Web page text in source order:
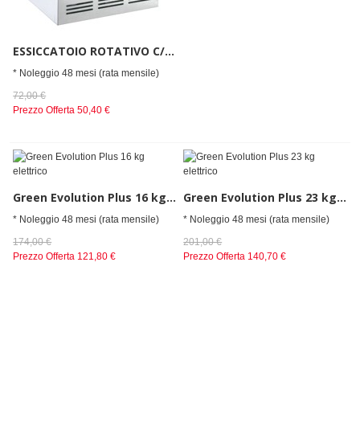
ESSICCATOIO ROTATIVO C/CONDENSATORE UMIDITA;5.5KG
* Noleggio 48 mesi (rata mensile)
72,00 €
Prezzo Offerta 50,40 €
Green Evolution Plus 16 kg elettrico
* Noleggio 48 mesi (rata mensile)
174,00 €
Prezzo Offerta 121,80 €
Green Evolution Plus 23 kg elettrico
* Noleggio 48 mesi (rata mensile)
201,00 €
Prezzo Offerta 140,70 €